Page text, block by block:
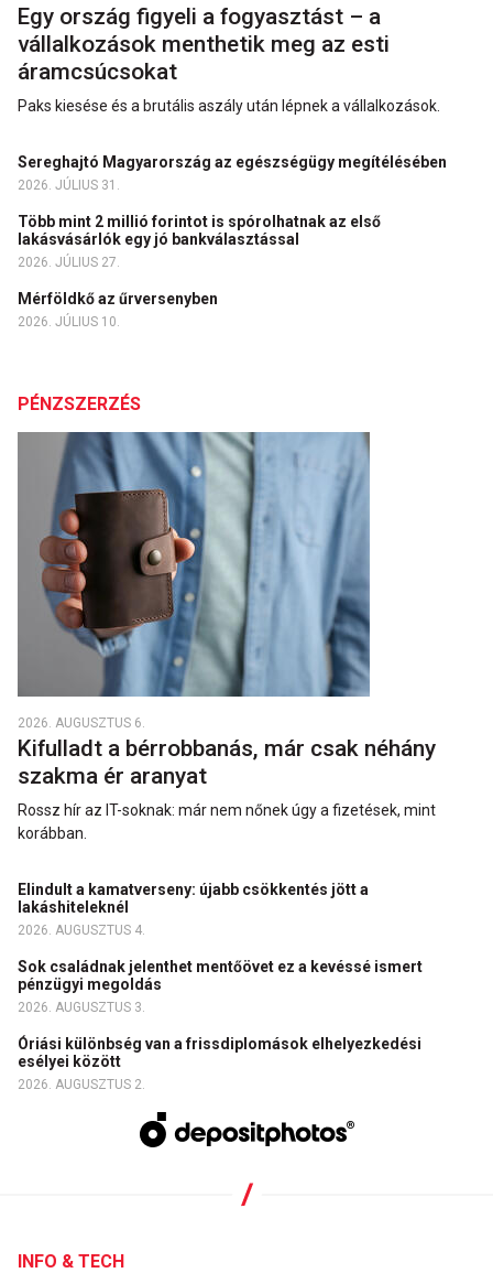
Egy ország figyeli a fogyasztást – a
vállalkozások menthetik meg az esti
áramcsúcsokat
Paks kiesése és a brutális aszály után lépnek a vállalkozások.
Sereghajtó Magyarország az egészségügy megítélésében
2026. JÚLIUS 31.
Több mint 2 millió forintot is spórolhatnak az első
lakásvásárlók egy jó bankválasztással
2026. JÚLIUS 27.
Mérföldkő az űrversenyben
2026. JÚLIUS 10.
PÉNZSZERZÉS
2026. AUGUSZTUS 6.
Kifulladt a bérrobbanás, már csak néhány
szakma ér aranyat
Rossz hír az IT-soknak: már nem nőnek úgy a fizetések, mint
korábban.
Elindult a kamatverseny: újabb csökkentés jött a
lakáshiteleknél
2026. AUGUSZTUS 4.
Sok családnak jelenthet mentőövet ez a kevéssé ismert
pénzügyi megoldás
2026. AUGUSZTUS 3.
Óriási különbség van a frissdiplomások elhelyezkedési
esélyei között
2026. AUGUSZTUS 2.
INFO & TECH